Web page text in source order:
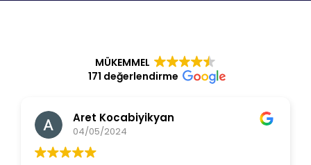
MÜKEMMEL
171 değerlendirme
Aret Kocabiyikyan
04/05/2024